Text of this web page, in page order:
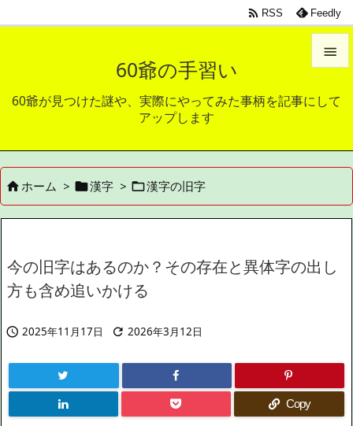
60爺の手習い
60爺が見つけた謎や、実際にやってみた事柄を記事にして
アップします

メニュ
サイド



 RSS Feedly
ホーム > 漢字 > 漢字の旧字
今の旧字はあるのか？その存在と異体字の出し
方も含め追いかける
 2025年11月17日  2026年3月12日
Copy